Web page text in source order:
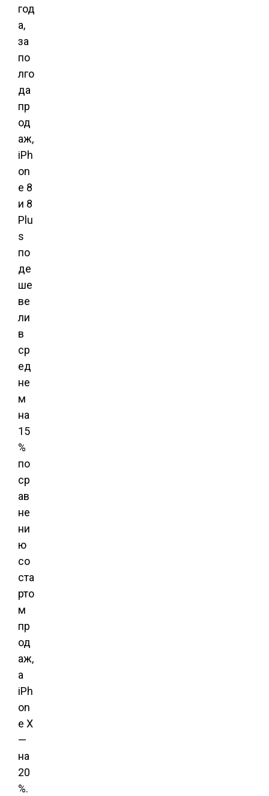
год
а,
за
по
лго
да
пр
од
аж,
iPh
on
e 8
и 8
Plu
s
по
де
ше
ве
ли
в
ср
ед
не
м
на
15
%
по
ср
ав
не
ни
ю
со
ста
рто
м
пр
од
аж,
а
iPh
on
e X
—
на
20
%.